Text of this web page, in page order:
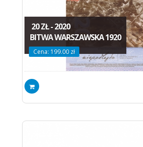
20 ZŁ - 2020
BITWA WARSZAWSKA 1920
Cena: 199.00 zł